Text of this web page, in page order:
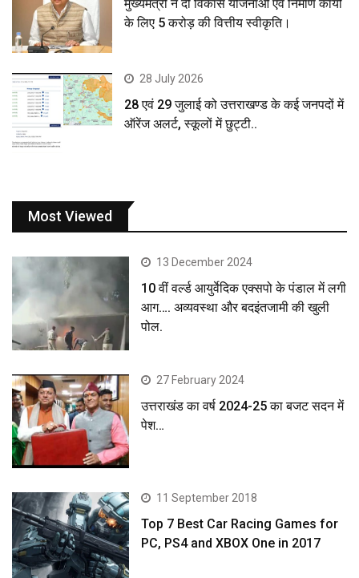
मुख्यमंत्री ने दी विकास योजनाओं एवं निर्माण कार्यों
के लिए 5 करोड़ की वित्तीय स्वीकृति।
28 July 2026
28 एवं 29 जुलाई को उत्तराखण्ड के कई जनपदों में
ऑरेंज अलर्ट, स्कूलों में छुट्टी..
Most Viewed
13 December 2024
10 वीं वर्ल्ड आयुर्वेदिक एक्सपो के पंडाल में लगी
आग…. अव्यवस्था और बदइंतजामी की खुली
पोल.
27 February 2024
उत्तराखंड का वर्ष 2024-25 का बजट सदन में
पेश…
11 September 2018
Top 7 Best Car Racing Games for
PC, PS4 and XBOX One in 2017